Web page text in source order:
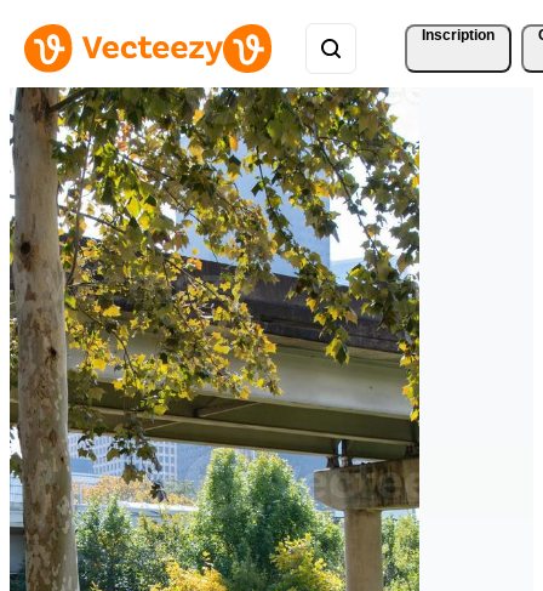
Inscription